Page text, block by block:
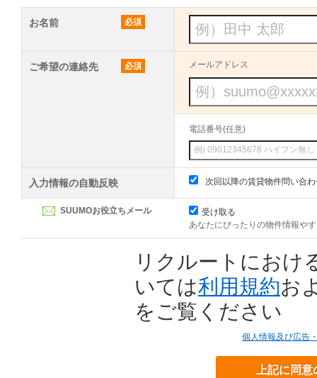
お名前 必須
ご希望の連絡先 必須 メールアドレス
電話番号(任意)
入力情報の自動反映 次回以降の賃貸物件問い合
SUUMOお役立ちメール
受け取る
あなたにぴったりの物件情報や
リクルートにおけ
いては利用規約お
をご覧ください
個人情報及び広告
上記に同